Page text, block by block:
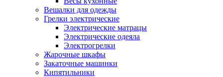
Вешалки для одежды
Грелки электрические
Электрические матрацы
Электрические одеяла
Электрогрелки
Жарочные шкафы
Закаточные машинки
Кипятильники